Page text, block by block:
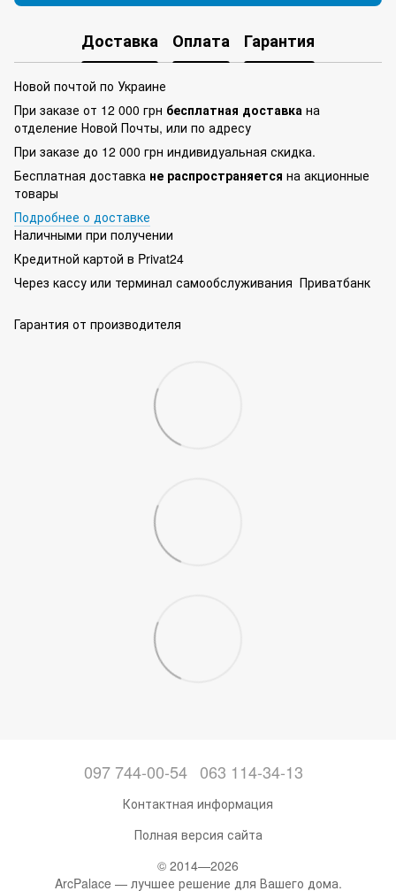
Доставка Оплата Гарантия
Новой почтой по Украине
При заказе от 12 000 грн бесплатная доставка на
отделение Новой Почты, или по адресу
При заказе до 12 000 грн индивидуальная скидка.
Бесплатная доставка не распространяется на акционные
товары
Подробнее о доставке
Наличными при получении
Кредитной картой в Privat24
Через кассу или терминал самообслуживания Приватбанк
Гарантия от производителя
097 744-00-54 063 114-34-13
Контактная информация
Полная версия сайта
© 2014—2026
ArcPalace — лучшее решение для Вашего дома.